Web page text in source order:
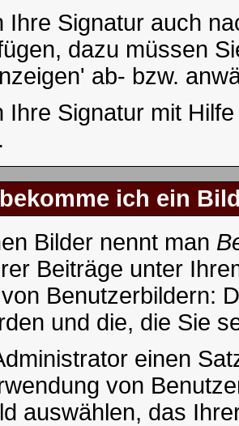
Ihre Signatur auch
dazu müssen
ab- bzw.
Ihre Signatur mit
ich ein
Bilder nennt man
Beiträge unter
Benutzerbildern:
und die, die Sie
einen
von
auswählen, das